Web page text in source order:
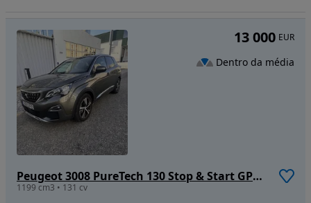
Peugeot 3008 PureTech 130 Stop & Start GPF EAT8 Allure
1199 cm3 • 131 cv
13 000 EUR
Dentro da média